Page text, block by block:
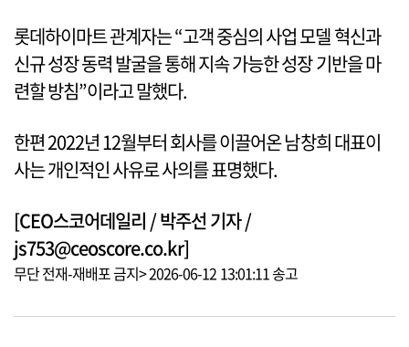
롯데하이마트 관계자는 “고객 중심의 사업 모델 혁신과
신규 성장 동력 발굴을 통해 지속 가능한 성장 기반을 마
련할 방침”이라고 말했다.
한편 2022년 12월부터 회사를 이끌어온 남창희 대표이
사는 개인적인 사유로 사의를 표명했다.
[CEO스코어데일리 / 박주선 기자 /
js753@ceoscore.co.kr]
무단 전재-재배포 금지> 2026-06-12 13:01:11 송고